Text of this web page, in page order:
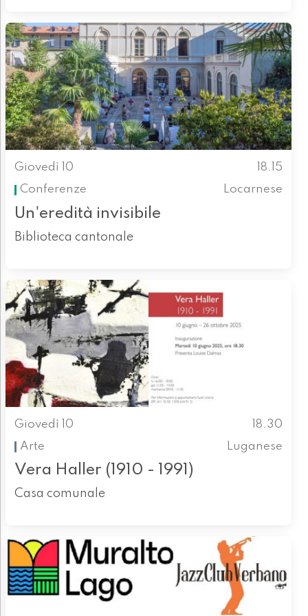
Giovedì 10
18.15
Conferenze
Locarnese
Un'eredità invisibile
Biblioteca cantonale
Giovedì 10
18.30
Arte
Luganese
Vera Haller (1910 - 1991)
Casa comunale